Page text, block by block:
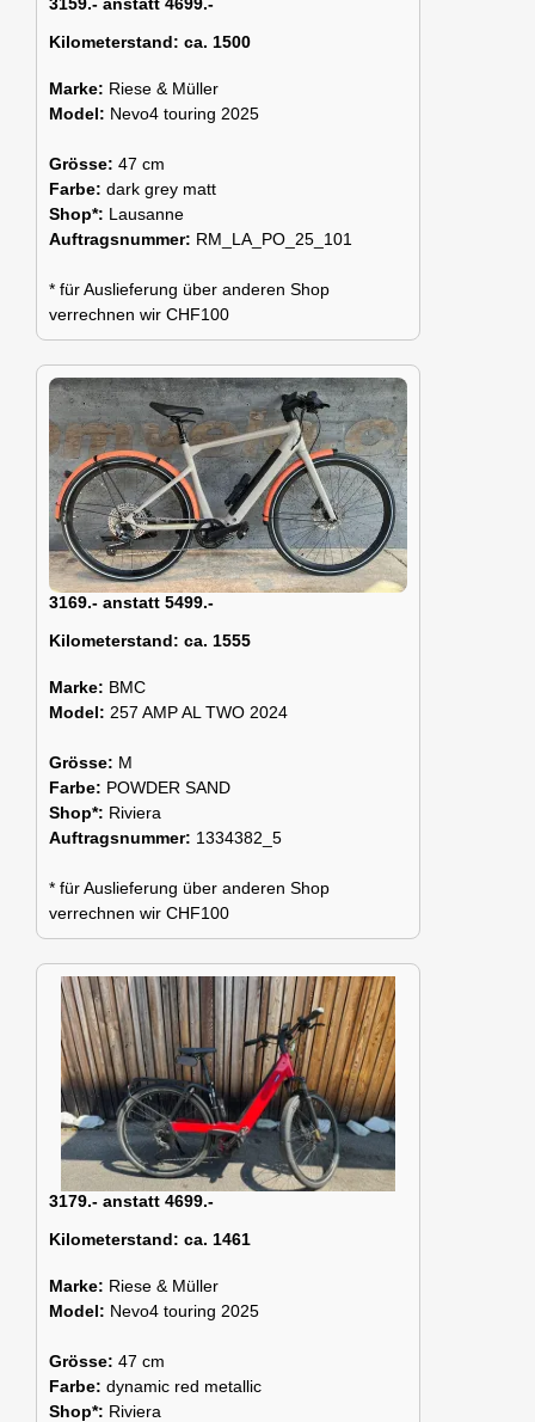
Kilometerstand: ca. 1500
Marke: Riese & Müller
Model: Nevo4 touring 2025
Grösse: 47 cm
Farbe: dark grey matt
Shop*: Lausanne
Auftragsnummer: RM_LA_PO_25_101
* für Auslieferung über anderen Shop
verrechnen wir CHF100
3169.- anstatt 5499.-
Kilometerstand: ca. 1555
Marke: BMC
Model: 257 AMP AL TWO 2024
Grösse: M
Farbe: POWDER SAND
Shop*: Riviera
Auftragsnummer: 1334382_5
* für Auslieferung über anderen Shop
verrechnen wir CHF100
3179.- anstatt 4699.-
Kilometerstand: ca. 1461
Marke: Riese & Müller
Model: Nevo4 touring 2025
Grösse: 47 cm
Farbe: dynamic red metallic
Shop*: Riviera